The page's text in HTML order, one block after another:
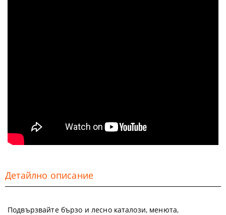
Детайлно описание
Подвързвайте бързо и лесно каталози, менюта,